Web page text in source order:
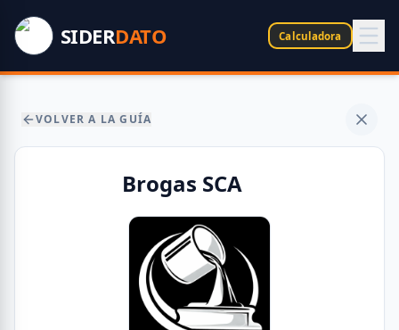
SIDERDATO Calculadora
VOLVER A LA GUÍA
Brogas SCA